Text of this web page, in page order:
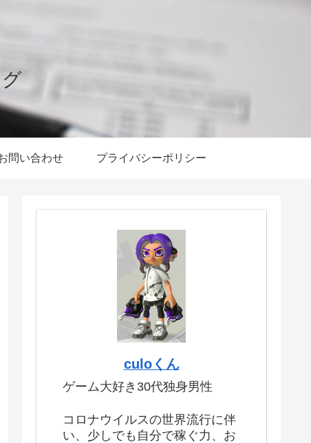
問い合わせ プライバシーポリシー
culoくん
ゲーム大好き30代独身男性
コロナウイルスの世界流行に伴
い、少しでも自分で稼ぐ力、お